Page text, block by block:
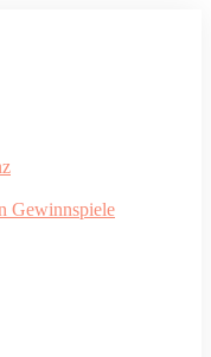
Gewinnspiele